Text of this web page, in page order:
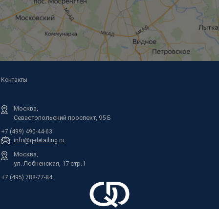
Контакты
Москва,
Севастопольский проспект, 95 Б
+7 (499) 490-44-63
info@q-detailing.ru
Москва,
ул. Лобненская, 17 стр.1
+7 (495) 788-77-84